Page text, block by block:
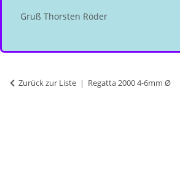
Gruß Thorsten Röder
Zurück zur Liste Regatta 2000 4-6mm Ø